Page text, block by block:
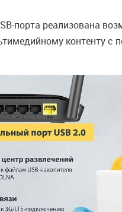
порта реализована
контенту с